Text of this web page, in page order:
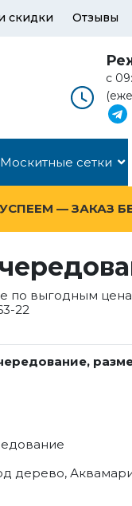
скидки Отзывы
с
Москитные сетки
— ЗАКАЗ
по выгодным
22
дерево,